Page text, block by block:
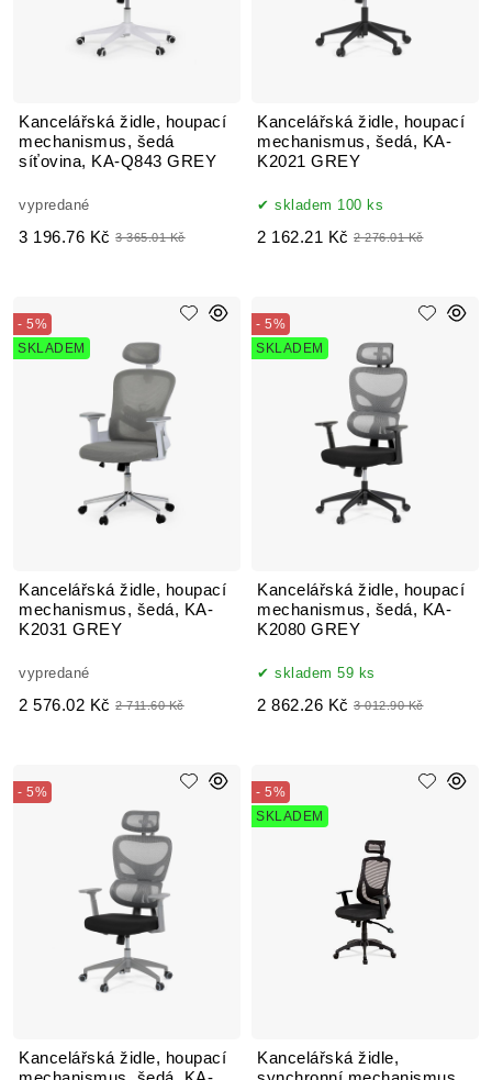
Kancelářská židle, houpací
mechanismus, šedá
síťovina, KA-Q843 GREY
vypredané
3 196.76 Kč 3 365.01 Kč
Kancelářská židle, houpací
mechanismus, šedá, KA-
K2021 GREY
skladem 100 ks
2 162.21 Kč 2 276.01 Kč
Kancelářská židle, houpací
mechanismus, šedá, KA-
K2031 GREY
- 5%
SKLADEM
vypredané
2 576.02 Kč 2 711.60 Kč
Kancelářská židle, houpací
mechanismus, šedá, KA-
K2080 GREY
- 5%
SKLADEM
skladem 59 ks
2 862.26 Kč 3 012.90 Kč
Kancelářská židle, houpací
- 5%
Kancelářská židle,
- 5%
SKLADEM